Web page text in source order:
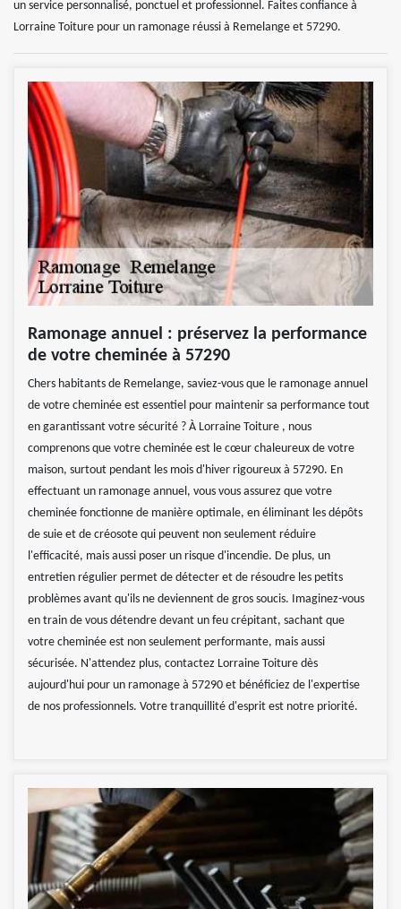
un service personnalisé, ponctuel et professionnel. Faites confiance à
Lorraine Toiture pour un ramonage réussi à Remelange et 57290.
Ramonage annuel : préservez la performance
de votre cheminée à 57290
Chers habitants de Remelange, saviez-vous que le ramonage annuel
de votre cheminée est essentiel pour maintenir sa performance tout
en garantissant votre sécurité ? À Lorraine Toiture , nous
comprenons que votre cheminée est le cœur chaleureux de votre
maison, surtout pendant les mois d'hiver rigoureux à 57290. En
effectuant un ramonage annuel, vous vous assurez que votre
cheminée fonctionne de manière optimale, en éliminant les dépôts
de suie et de créosote qui peuvent non seulement réduire
l'efficacité, mais aussi poser un risque d'incendie. De plus, un
entretien régulier permet de détecter et de résoudre les petits
problèmes avant qu'ils ne deviennent de gros soucis. Imaginez-vous
en train de vous détendre devant un feu crépitant, sachant que
votre cheminée est non seulement performante, mais aussi
sécurisée. N'attendez plus, contactez Lorraine Toiture dès
aujourd'hui pour un ramonage à 57290 et bénéficiez de l'expertise
de nos professionnels. Votre tranquillité d'esprit est notre priorité.